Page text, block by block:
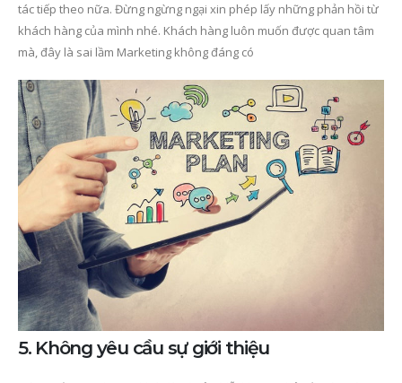
tác tiếp theo nữa. Đừng ngừng ngại xin phép lấy những phản hồi từ
khách hàng của mình nhé. Khách hàng luôn muốn được quan tâm
mà, đây là sai lầm Marketing không đáng có
5. Không yêu cầu sự giới thiệu